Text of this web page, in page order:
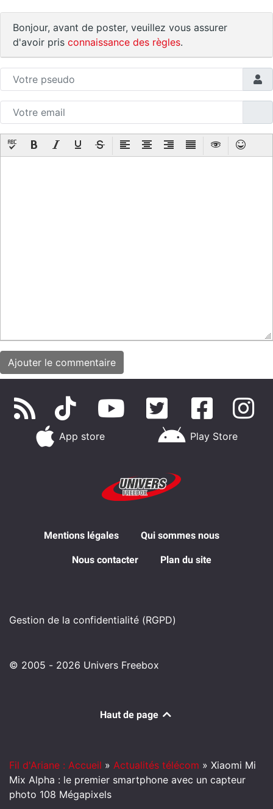
Bonjour, avant de poster, veuillez vous assurer
d'avoir pris connaissance des règles.
App store Play Store
Mentions légales Qui sommes nous
Nous contacter Plan du site
Gestion de la confidentialité (RGPD)
© 2005 - 2026 Univers Freebox
Haut de page
Fil d'Ariane : Accueil » Actualités télécom » Xiaomi Mi
Mix Alpha : le premier smartphone avec un capteur
photo 108 Mégapixels